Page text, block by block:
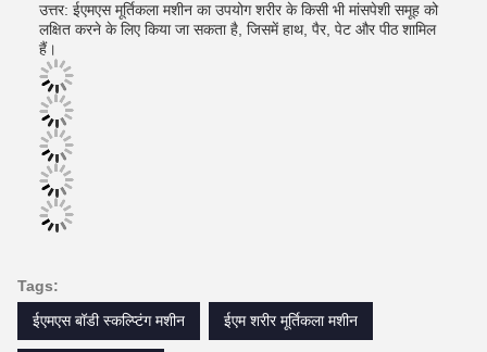
उत्तर: ईएमएस मूर्तिकला मशीन का उपयोग शरीर के किसी भी मांसपेशी समूह को
लक्षित करने के लिए किया जा सकता है, जिसमें हाथ, पैर, पेट और पीठ शामिल
हैं।
Tags:
ईएमएस बॉडी स्कल्प्टिंग मशीन
ईएम शरीर मूर्तिकला मशीन